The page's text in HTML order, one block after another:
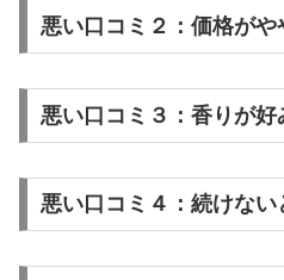
悪い口コミ２：価格がや
悪い口コミ３：香りが
悪い口コミ４：続けな